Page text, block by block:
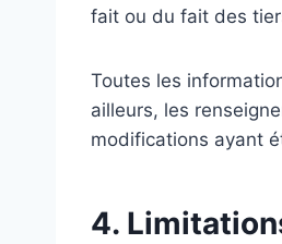
fait ou du fait des
Toutes les
ailleurs, les
modifications ayant
4.